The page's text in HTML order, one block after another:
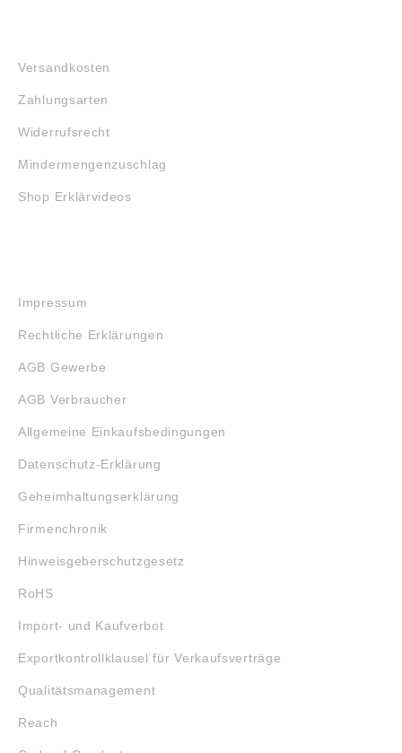
Versandkosten
Zahlungsarten
Widerrufsrecht
Mindermengenzuschlag
Shop Erklärvideos
Impressum
Rechtliche Erklärungen
AGB Gewerbe
AGB Verbraucher
Allgemeine Einkaufsbedingungen
Datenschutz-Erklärung
Geheimhaltungserklärung
Firmenchronik
Hinweisgeberschutzgesetz
RoHS
Import- und Kaufverbot
Exportkontrollklausel für Verkaufsverträge
Qualitätsmanagement
Reach